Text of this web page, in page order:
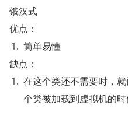
饿汉式
优点：
简单易懂
缺点：
在这个类还不需要时，
个类被加载到虚拟机的